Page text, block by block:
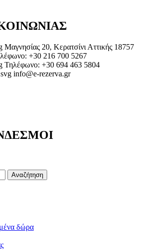
Μαγνησίας 20, Κερατσίνι Αττικής 18757
+30 216 700 5267
Τηλέφωνο: +30 694 463 5804
info@e-rezerva.gr
Αναζήτηση
δώρα